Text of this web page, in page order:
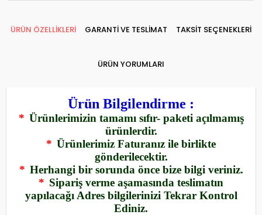
ÜRÜN ÖZELLİKLERİ GARANTİ VE TESLİMAT TAKSİT SEÇENEKLERİ
ÜRÜN YORUMLARI
Ürün Bilgilendirme :
* Ürünlerimizin tamamı sıfır- paketi açılmamış
ürünlerdir.
* Ürünlerimiz Faturanız ile birlikte
gönderilecektir.
* Herhangi bir sorunda önce bize bilgi veriniz.
* Sipariş verme aşamasında teslimatın
yapılacağı Adres bilgilerinizi Tekrar Kontrol
Ediniz.